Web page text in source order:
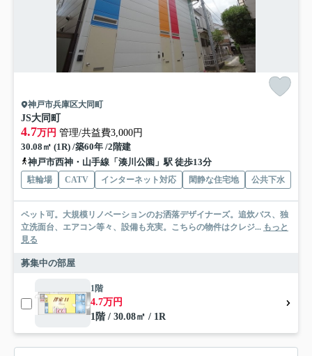
神戸市兵庫区大同町
JS大同町
4.7万円 管理/共益費3,000円
30.08㎡ (1R) /築60年 /2階建
神戸市西神・山手線「湊川公園」駅 徒歩13分
駐輪場 CATV インターネット対応 閑静な住宅地 公共下水
ペット可。大規模リノベーションのお洒落デザイナーズ。追炊バス、独
立洗面台、エアコン等々、設備も充実。こちらの物件はクレジ... もっと
見る
募集中の部屋
1階
4.7万円
1階 / 30.08㎡ / 1R